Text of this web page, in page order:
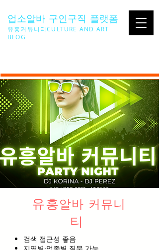
업소알바 구인구직 플랫폼
유흥커뮤니티CULTURE AND ART
BLOG
유흥알바 커뮤니
티
검색 접근성 좋음